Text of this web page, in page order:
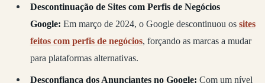
Descontinuação de Sites com Perfis de Negócios
Google: Em março de 2024, o Google descontinuou os sites
feitos com perfis de negócios, forçando as marcas a mudar
para plataformas alternativas.
Desconfiança dos Anunciantes no Google: Com um nível